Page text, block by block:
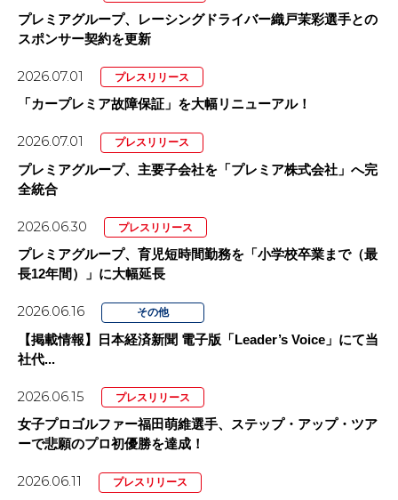
プレミアグループ、レーシングドライバー織戸茉彩選手との
スポンサー契約を更新
2026.07.01 プレスリリース
「カープレミア故障保証」を大幅リニューアル！
2026.07.01 プレスリリース
プレミアグループ、主要子会社を「プレミア株式会社」へ完
全統合
2026.06.30 プレスリリース
プレミアグループ、育児短時間勤務を「小学校卒業まで（最
長12年間）」に大幅延長
2026.06.16 その他
【掲載情報】日本経済新聞 電子版「Leader’s Voice」にて当
社代...
2026.06.15 プレスリリース
女子プロゴルファー福田萌維選手、ステップ・アップ・ツア
ーで悲願のプロ初優勝を達成！
2026.06.11 プレスリリース